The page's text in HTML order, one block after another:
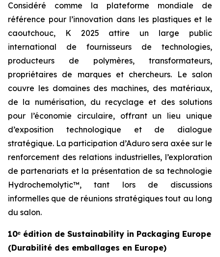
Considéré comme la plateforme mondiale de
référence pour l’innovation dans les plastiques et le
caoutchouc, K 2025 attire un large public
international de fournisseurs de technologies,
producteurs de polymères, transformateurs,
propriétaires de marques et chercheurs. Le salon
couvre les domaines des machines, des matériaux,
de la numérisation, du recyclage et des solutions
pour l’économie circulaire, offrant un lieu unique
d’exposition technologique et de dialogue
stratégique. La participation d’Aduro sera axée sur le
renforcement des relations industrielles, l’exploration
de partenariats et la présentation de sa technologie
Hydrochemolytic™, tant lors de discussions
informelles que de réunions stratégiques tout au long
du salon.
10ᵉ édition de Sustainability in Packaging Europe
(Durabilité des emballages en Europe)